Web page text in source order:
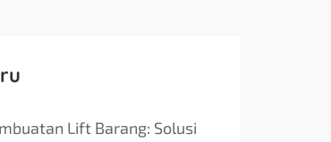
Lift Barang: Solusi